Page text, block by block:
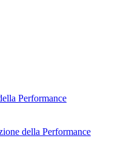
Performance
della Performance